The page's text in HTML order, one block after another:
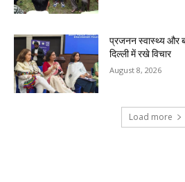
प्रजनन स्वास्थ्य और
दिल्ली में रखे विचार
August 8, 2026
Load more